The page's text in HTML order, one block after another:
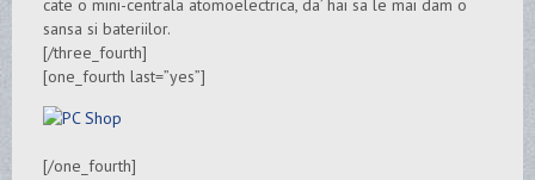
cate o mini-centrala atomoelectrica, da’ hai sa le mai dam o
sansa si bateriilor.
[/three_fourth]
[one_fourth last=”yes”]
[/one_fourth]